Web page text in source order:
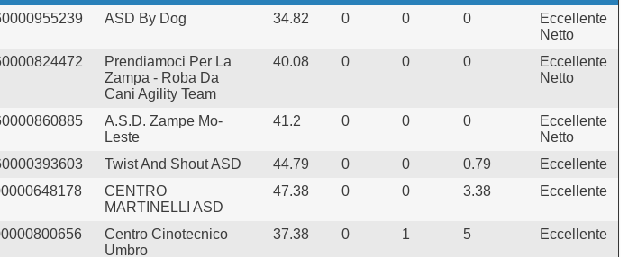
ASD By Dog 34.82 0 0 0
Eccellente
Netto
Prendiamoci Per La
Zampa - Roba Da
Cani Agility Team
40.08 0 0 0
Eccellente
Netto
A.S.D. Zampe Mo-
Leste
41.2 0 0 0
Eccellente
Netto
Twist And Shout ASD 44.79 0 0 0.79
Eccellente
CENTRO
MARTINELLI ASD
47.38 0 0 3.38 Eccellente
Centro Cinotecnico
Umbro
37.38 0 1 5 Eccellente